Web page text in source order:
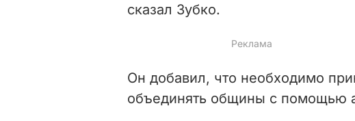
сказал Зубко.
Он добавил, что необходимо
объединять общины с помощью